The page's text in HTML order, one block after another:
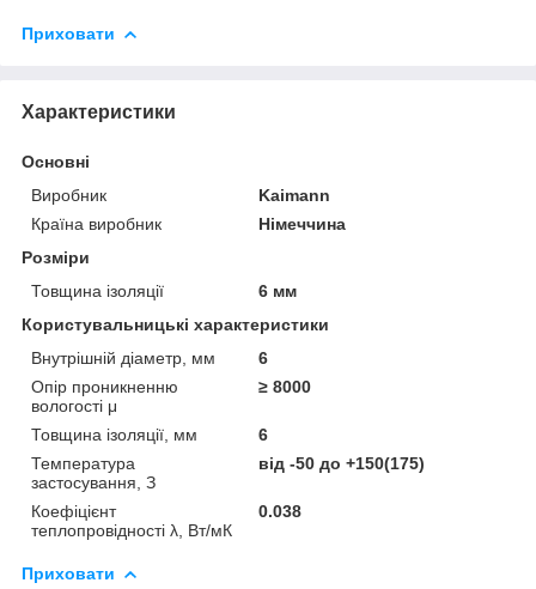
Приховати
Характеристики
Основні
Виробник
Kaimann
Країна виробник
Німеччина
Розміри
Товщина ізоляції
6 мм
Користувальницькі характеристики
Внутрішній діаметр, мм
6
Опір проникненню
вологості μ
≥ 8000
Товщина ізоляції, мм
6
Температура
застосування, З
від -50 до +150(175)
Коефіцієнт
теплопровідності λ, Вт/мК
0.038
Приховати